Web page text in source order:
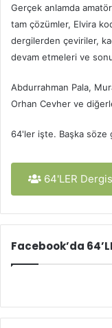
Gerçek anlamda
tam çözümler, Elvira
dergilerden çeviriler,
devam etmeleri ve
Abdurrahman Pala,
Orhan Cevher ve
64'ler işte. Başka söze
64'LER
Facebook’da